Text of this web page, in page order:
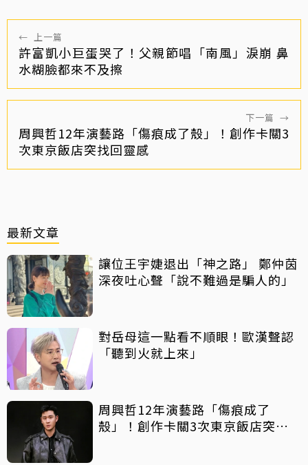
← 上一篇
許富凱小巨蛋哭了！父親節唱「南風」淚崩 鼻
水糊臉都來不及擦
下一篇 →
周興哲12年演藝路「傷痕成了殼」！創作卡關3
次東京飯店突找回靈感
最新文章
讓位王宇婕退出「神之路」 鄭仲茵
深夜吐心聲「說不難過是騙人的」
對岳母這一點看不順眼！歐漢聲認
「聽到火就上來」
周興哲12年演藝路「傷痕成了
殼」！創作卡關3次東京飯店突找